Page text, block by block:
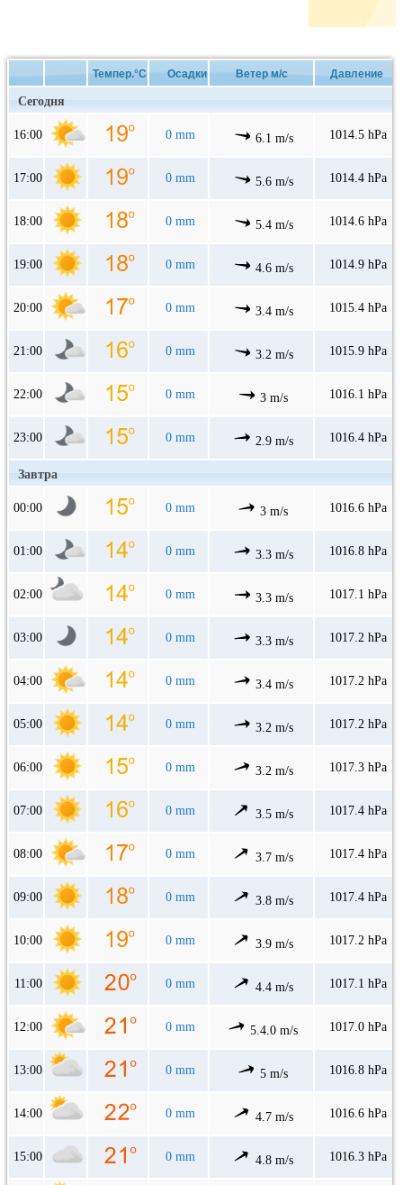
Темпер.°C Осадки Ветер м/с Давление
Сегодня
16:00 0 mm 6.1 m/s 1014.5 hPa
17:00 0 mm 5.6 m/s 1014.4 hPa
18:00 0 mm 5.4 m/s 1014.6 hPa
19:00 0 mm 4.6 m/s 1014.9 hPa
20:00 0 mm 3.4 m/s 1015.4 hPa
21:00 0 mm 3.2 m/s 1015.9 hPa
22:00 0 mm 3 m/s 1016.1 hPa
23:00 0 mm 2.9 m/s 1016.4 hPa
Завтра
00:00 0 mm 3 m/s 1016.6 hPa
01:00 0 mm 3.3 m/s 1016.8 hPa
02:00 0 mm 3.3 m/s 1017.1 hPa
03:00 0 mm 3.3 m/s 1017.2 hPa
04:00 0 mm 3.4 m/s 1017.2 hPa
05:00 0 mm 3.2 m/s 1017.2 hPa
06:00 0 mm 3.2 m/s 1017.3 hPa
07:00 0 mm 3.5 m/s 1017.4 hPa
08:00 0 mm 3.7 m/s 1017.4 hPa
09:00 0 mm 3.8 m/s 1017.4 hPa
10:00 0 mm 3.9 m/s 1017.2 hPa
11:00 0 mm 4.4 m/s 1017.1 hPa
12:00 0 mm 5.4.0 m/s 1017.0 hPa
13:00 0 mm 5 m/s 1016.8 hPa
14:00 0 mm 4.7 m/s 1016.6 hPa
15:00 0 mm 4.8 m/s 1016.3 hPa